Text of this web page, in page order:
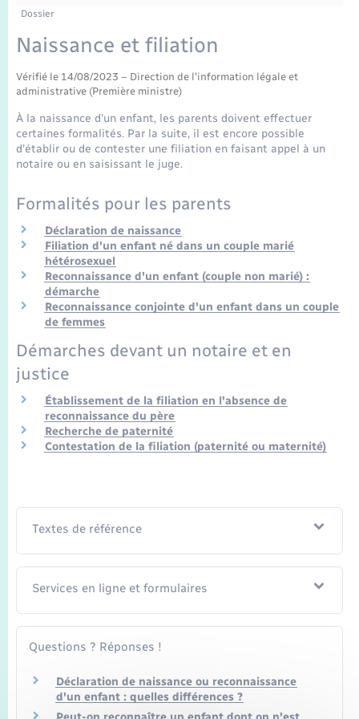
Etat-civil - Papiers - Citoyenneté
Mariage – PACS
Parrainage civil
Recensement
Logement - Urbanisme
Loisirs
Numérique
Organisation d’événement
Sécurité - Prévention
Seniors
Transports
Transports scolaires
Voirie et espace public
Travaux - Autorisation d’occupation de l’espace
Compétences
Plan interactif
Présentation de la commune
Publications
La Communauté de communes
Dossier
Naissance et filiation
Vérifié le 14/08/2023 – Direction de l'information légale et
administrative (Première ministre)
À la naissance d'un enfant, les parents doivent effectuer
certaines formalités. Par la suite, il est encore possible
d'établir ou de contester une filiation en faisant appel à un
notaire ou en saisissant le juge.
Formalités pour les parents
Déclaration de naissance
Filiation d'un enfant né dans un couple marié
hétérosexuel
Reconnaissance d'un enfant (couple non marié) :
démarche
Reconnaissance conjointe d'un enfant dans un couple
de femmes
Démarches devant un notaire et en
justice
Établissement de la filiation en l'absence de
reconnaissance du père
Recherche de paternité
Contestation de la filiation (paternité ou maternité)
Textes de référence
Services en ligne et formulaires
Questions ? Réponses !
Déclaration de naissance ou reconnaissance
d'un enfant : quelles différences ?